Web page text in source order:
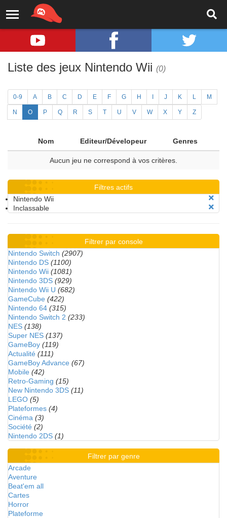
Liste des jeux Nintendo Wii (0)
0-9 A B C D E F G H J K L M
N O P Q R S T U V W X Y Z
Nom Editeur/Dévelopeur Genres
Aucun jeu ne correspond à vos critères.
Filtres actifs
Nintendo Wii
Inclassable
Filtrer par console
Nintendo Switch (2907)
Nintendo DS (1100)
Nintendo Wii (1081)
Nintendo 3DS (929)
Nintendo Wii U (682)
GameCube (422)
Nintendo 64 (315)
Nintendo Switch 2 (233)
NES (138)
Super NES (137)
GameBoy (119)
Actualité (111)
GameBoy Advance (67)
Mobile (42)
Retro-Gaming (15)
New Nintendo 3DS (11)
LEGO (5)
Plateformes (4)
Cinéma (3)
Société (2)
Nintendo 2DS (1)
Filtrer par genre
Arcade
Aventure
Beat'em all
Cartes
Horror
Plateforme